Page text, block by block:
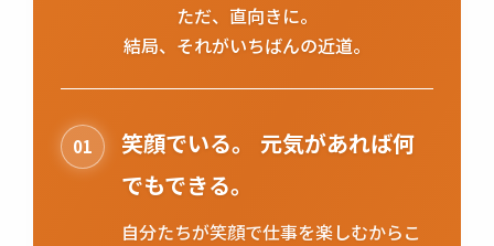
ただ、直向きに。
結局、それがいちばんの近道。
01
笑顔でいる。 元気があれば何
でもできる。
自分たちが笑顔で仕事を楽しむからこ